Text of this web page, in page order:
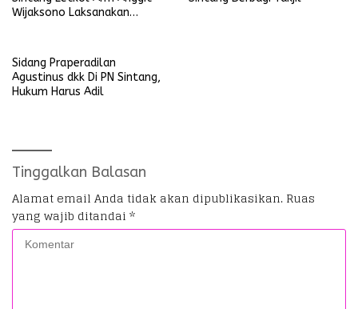
Wijaksono Laksanakan
Sidang Praperadilan
Agustinus dkk Di PN Sintang,
Hukum Harus Adil
Tinggalkan Balasan
Alamat email Anda tidak akan dipublikasikan. Ruas
yang wajib ditandai *